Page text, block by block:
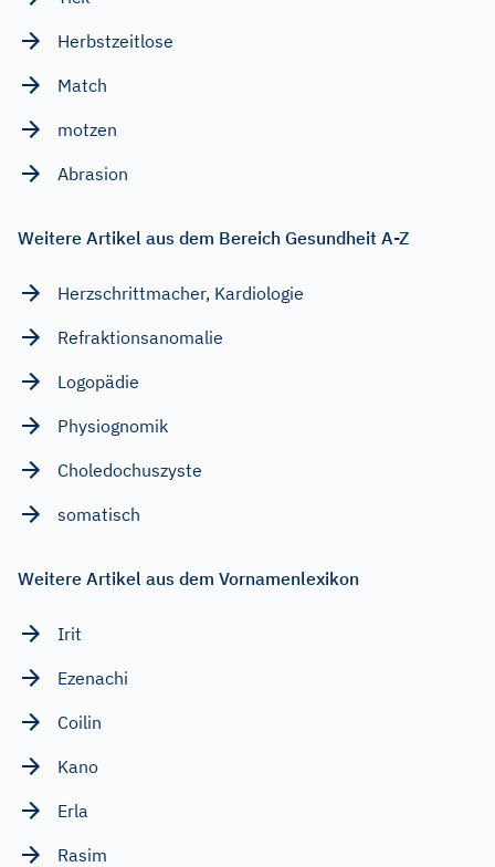
Herbstzeitlose
Match
motzen
Abrasion
Weitere Artikel aus dem Bereich Gesundheit A-Z
Herzschrittmacher, Kardiologie
Refraktionsanomalie
Logopädie
Physiognomik
Choledochuszyste
somatisch
Weitere Artikel aus dem Vornamenlexikon
Irit
Ezenachi
Coilin
Kano
Erla
Rasim